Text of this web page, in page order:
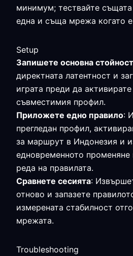
минимум; тествайте
една и съща мрежа когато
Setup
Запишете основна стойност
директната латентност и
играта преди да
съвместимия профил.
Приложете едно правило:
прегледан профил,
за маршрут в Индонезия и
едновременното променяне
реда на правилата.
Сравнете сесията:
отново и запазете
измерената стабилност
мрежата.
Troubleshooting